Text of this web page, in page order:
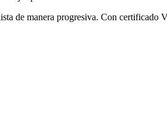
de manera progresiva. Con